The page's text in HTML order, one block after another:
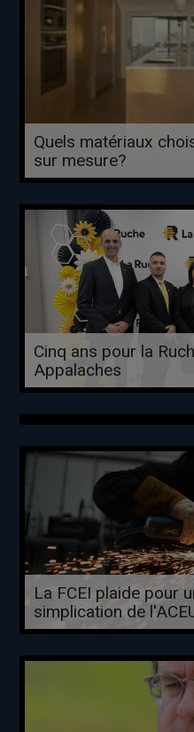
Quels matériaux
sur mesure?
Cinq ans pour la
Appalaches
La FCEI plaide pour
simplication de